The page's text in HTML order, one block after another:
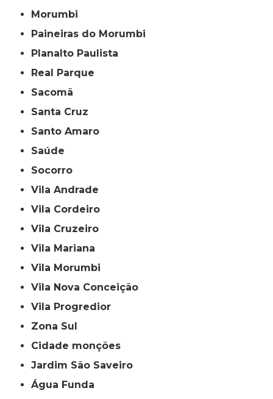
Morumbi
Paineiras do Morumbi
Planalto Paulista
Real Parque
Sacomã
Santa Cruz
Santo Amaro
Saúde
Socorro
Vila Andrade
Vila Cordeiro
Vila Cruzeiro
Vila Mariana
Vila Morumbi
Vila Nova Conceição
Vila Progredior
Zona Sul
cidade monções
jardim São Saveiro
Água Funda